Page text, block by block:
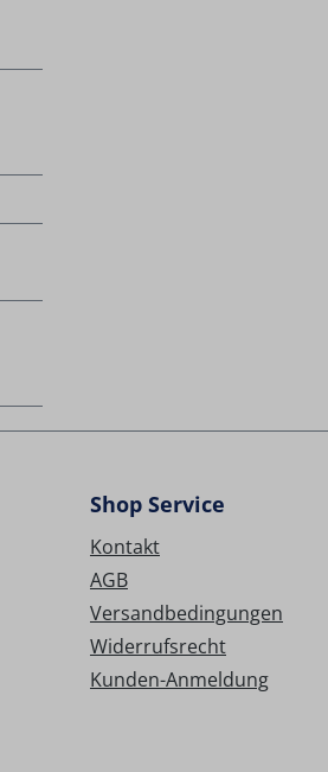
Shop Service
Kontakt
AGB
Versandbedingungen
Widerrufsrecht
Kunden-Anmeldung